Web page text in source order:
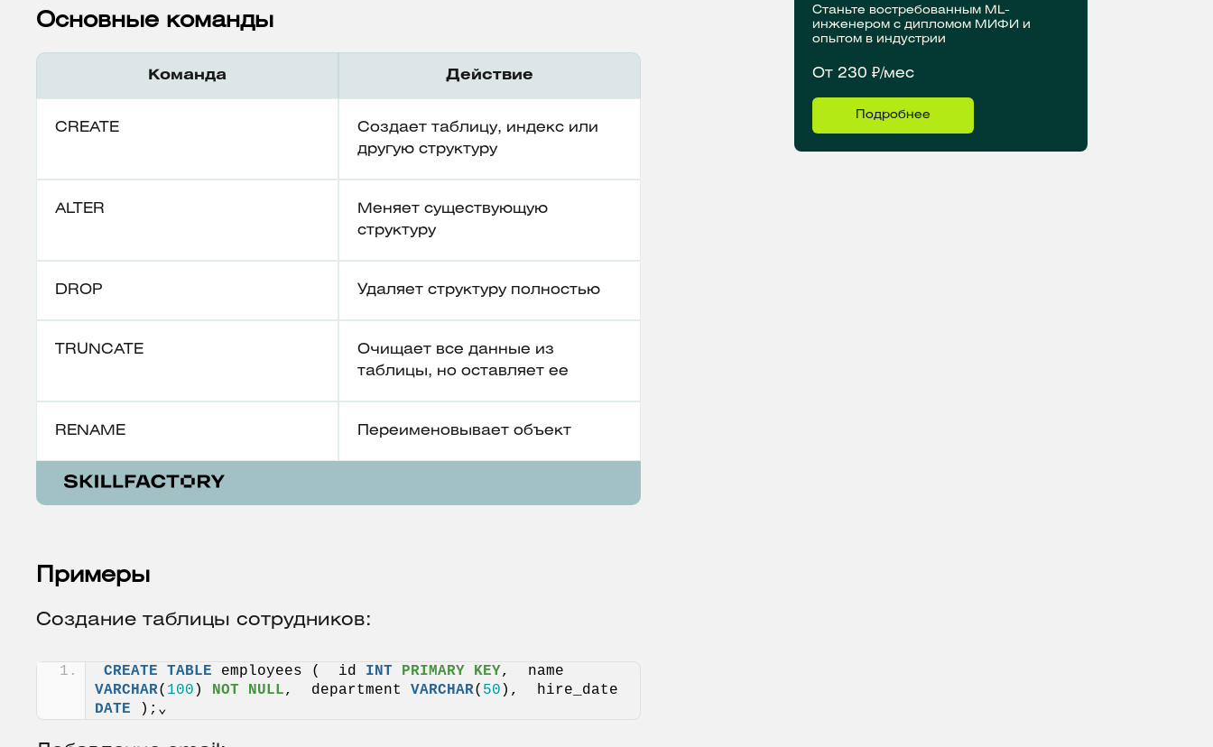
Станьте востребованным ML-
инженером с дипломом МИФИ и
опытом в индустрии
От 230 ₽/мес
Подробнее
Основные команды
Команда Действие
CREATE
Создает таблицу, индекс или
другую структуру
ALTER
Меняет существующую
структуру
DROP Удаляет структуру полностью
TRUNCATE
Очищает все данные из
таблицы, но оставляет ее
RENAME Переименовывает объект
Примеры
Создание таблицы сотрудников:
CREATE TABLE employees (  id INT PRIMARY KEY
VARCHAR( 100 ) NOT NULL,  department VARCHAR( 50
DATE );⌄